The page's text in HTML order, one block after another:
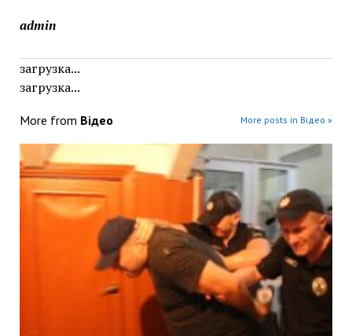
admin
загрузка...
загрузка...
More from Відео More posts in Відео »